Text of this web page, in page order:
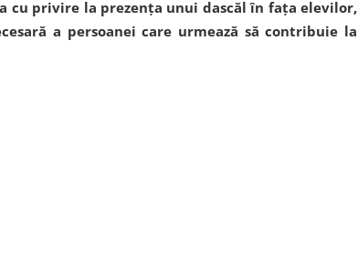
cu privire la prezența unui dascăl în fața elevilor,
a persoanei care urmează să contribuie la